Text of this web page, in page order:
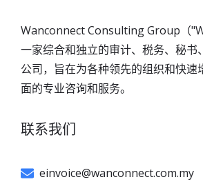
Wanconnect Consulting Group（
一家综合和独立的审计、税务、秘书
公司，旨在为各种领先的组织和快速
面的专业咨询和服务。
联系我们
einvoice@wanconnect.com.my